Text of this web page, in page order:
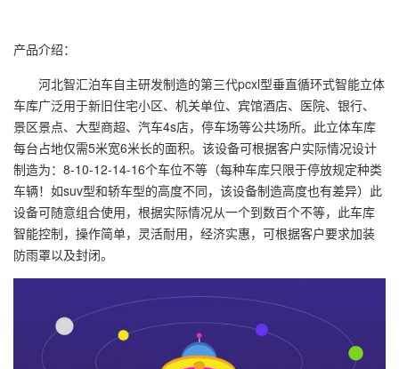
产品介绍：
河北智汇泊车自主研发制造的第三代pcxl型垂直循环式智能立体
车库广泛用于新旧住宅小区、机关单位、宾馆酒店、医院、银行、
景区景点、大型商超、汽车4s店，停车场等公共场所。此立体车库
每台占地仅需5米宽6米长的面积。该设备可根据客户实际情况设计
制造为：8-10-12-14-16个车位不等（每种车库只限于停放规定种类
车辆！如suv型和轿车型的高度不同，该设备制造高度也有差异）此
设备可随意组合使用，根据实际情况从一个到数百个不等，此车库
智能控制，操作简单，灵活耐用，经济实惠，可根据客户要求加装
防雨罩以及封闭。